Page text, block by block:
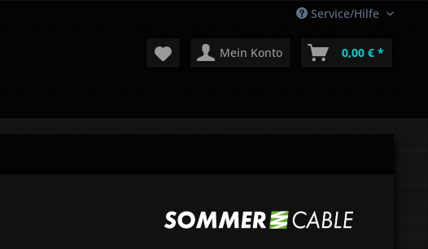
Service/Hilfe
Mein Konto 0,00 € *